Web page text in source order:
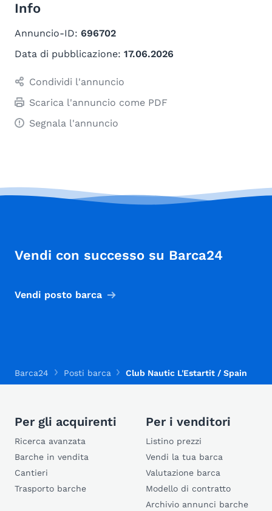
Info
Annuncio-ID: 696702
Data di pubblicazione: 17.06.2026
Condividi l'annuncio
Scarica l'annuncio come PDF
Segnala l'annuncio
Vendi con successo su Barca24
Vendi posto barca
Barca24 Posti barca Club Nautic L'Estartit / Spain
Per gli acquirenti
Ricerca avanzata
Barche in vendita
Cantieri
Trasporto barche
Per i venditori
Listino prezzi
Vendi la tua barca
Valutazione barca
Modello di contratto
Archivio annunci barche